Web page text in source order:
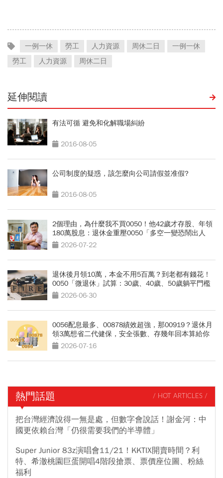
一例一休 勞工 人力資源 周休二日
一例一休
勞工
人力資源 周休二日
延伸閱讀
有法可循 避免和化解職場糾紛
2016-08-05
公司制度的疑惑，該怎麼向公司請假並准假?
2016-08-05
2個理由，為什麼我不買0050！他42歲才存股、年領
180萬股息：退休金重壓0050「多空一變恐鬧出人
命」2026-07-22
退休後月領10萬，本金不用5百萬？到老都有錢花！
0050「微退休」試算：30歲、40歲、50歲躺平門檻
公開2026-06-30
0056配息最多、00878績效超強，那00919？退休月
領3萬想省二代健保，安全張數、存幾年回本算給你
看 2026-07-16
熱門話題 / HOT ARTICLES /
把台灣經濟說得一無是處，但數字會說話！謝金河：中
國更依賴台灣「仍很需要我們的半導體」
Super Junior 83z演唱會11/21！KKTIX開賣時間？利
特、希澈桃園巨蛋開唱4階段搶票、票價座位圖、粉絲
福利